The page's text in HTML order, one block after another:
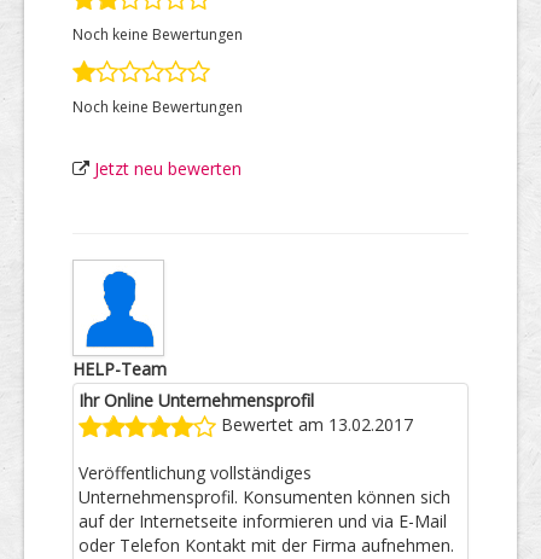
Noch keine Bewertungen
Noch keine Bewertungen
Jetzt neu bewerten
HELP-Team
Ihr Online Unternehmensprofil
Bewertet am 13.02.2017
Veröffentlichung vollständiges
Unternehmensprofil. Konsumenten können sich
auf der Internetseite informieren und via E-Mail
oder Telefon Kontakt mit der Firma aufnehmen.